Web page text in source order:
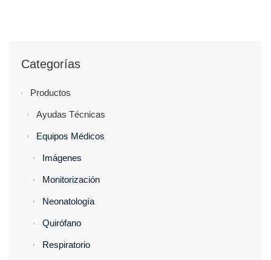
Categorías
Productos
Ayudas Técnicas
Equipos Médicos
Imágenes
Monitorización
Neonatología
Quirófano
Respiratorio